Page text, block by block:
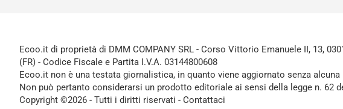
Ecoo.it di proprietà di DMM COMPANY SRL - Corso Vittorio Emanuele II, 13,
(FR) - Codice Fiscale e Partita I.V.A. 03144800608
Ecoo.it non è una testata giornalistica, in quanto viene aggiornato senza
Non può pertanto considerarsi un prodotto editoriale ai sensi della legge n. 62
Copyright ©2026 - Tutti i diritti riservati - Contattaci